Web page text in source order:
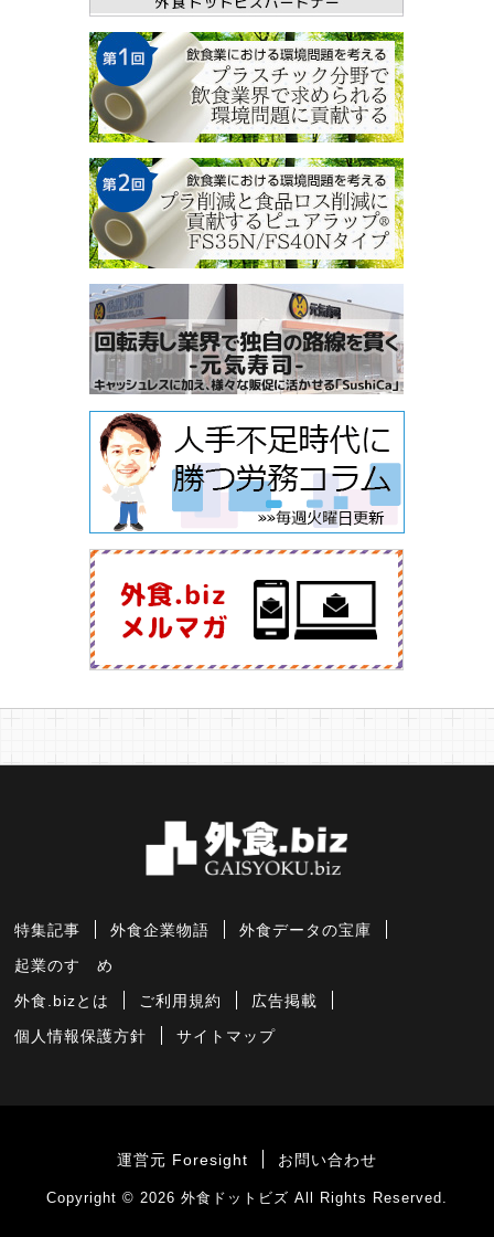
特集記事 外食企業物語 外食データの宝庫
起業のすゝめ
外食.bizとは ご利用規約 広告掲載
個人情報保護方針 サイトマップ
運営元 Foresight お問い合わせ
Copyright © 2026 外食ドットビズ All Rights Reserved.